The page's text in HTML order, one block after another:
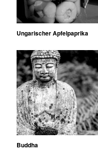
Ungarischer Apfelpaprika
Buddha